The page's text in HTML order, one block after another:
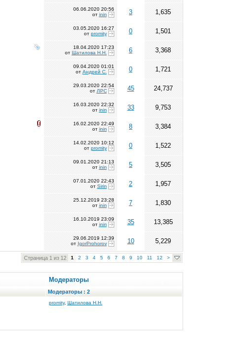
06.06.2020 20:56
от inin 3 1,635
03.05.2020 16:27
от promity 0 1,501
18.04.2020 17:23
от Шатилова Н.Н. 6 3,368
09.04.2020 01:01
от Андрей С. 0 1,721
29.03.2020 22:54
от ЛРС 45 24,737
16.03.2020 22:32
от inin 33 9,753
16.02.2020 22:49
от inin 8 3,384
14.02.2020 10:12
от promity 0 1,522
09.01.2020 21:13
от inin 5 3,505
07.01.2020 22:43
от Sirin 2 1,957
25.12.2019 23:28
от inin 7 1,830
16.10.2019 23:09
от inin 35 13,385
29.06.2019 12:39
от IgorProhorov 10 5,229
Страница 1 из 12 1 2 3 4 5 6 7 8 9 10 11 12 >
Модераторы
Модераторы : 2
promity, Шатилова Н.Н.